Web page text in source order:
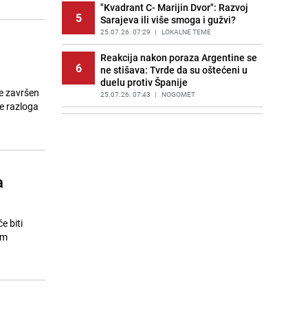
završen
razloga
biti
5
"Kvadrant C- Marijin Dvor": Razvoj
Sarajeva ili više smoga i gužvi?
25.07.26. 07:29 | LOKALNE TEME
6
Reakcija nakon poraza Argentine se
ne stišava: Tvrde da su oštećeni u
duelu protiv Španije
25.07.26. 07:43 | NOGOMET